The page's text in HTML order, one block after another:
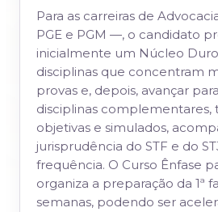
Para as carreiras de
PGE e PGM —, o candidato
inicialmente um Núcleo
disciplinas que concentram
provas e, depois, avançar
disciplinas complementares,
objetivas e simulados,
jurisprudência do STF e do
frequência. O Curso Ênfase
organiza a preparação da 1ª
semanas, podendo ser